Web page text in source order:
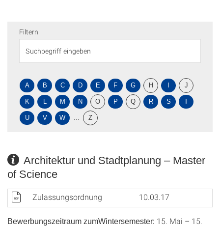
Filtern
A B C D E F G H J
K L M N O P Q R S T
U V W ... Z
Architektur und Stadtplanung – Master
of Science
Zulassungsordnung 10.03.17
Bewerbungszeitraum zumWintersemester: 15. Mai – 15.